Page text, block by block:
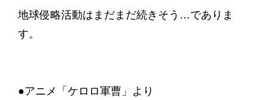
地球侵略活動はまだまだ続きそう…でありま
す。
●アニメ「ケロロ軍曹」より